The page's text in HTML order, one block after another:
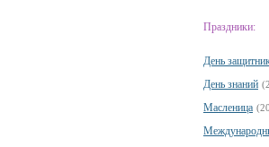
Праздники:
День
День знаний
Масленица